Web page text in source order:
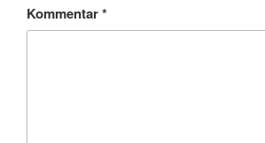
Kommentar*